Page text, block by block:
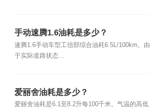
手动速腾1.6油耗是多少？
速腾1.6手动车型工信部综合油耗6.5L/100km。由
于实际道路状态...
爱丽舍油耗是多少？
爱丽舍油耗是6.1至8.2升每100千米。气温的高低